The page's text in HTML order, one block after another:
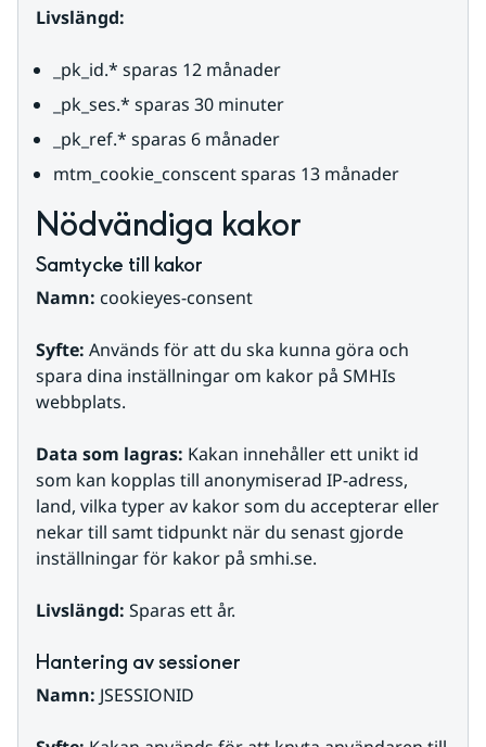
Livslängd:
_pk_id.* sparas 12 månader
_pk_ses.* sparas 30 minuter
_pk_ref.* sparas 6 månader
mtm_cookie_conscent sparas 13 månader
Nödvändiga kakor
Samtycke till kakor
Namn: cookieyes-consent
Syfte: Används för att du ska kunna göra och
spara dina inställningar om kakor på SMHIs
webbplats.
Data som lagras: Kakan innehåller ett unikt id
som kan kopplas till anonymiserad IP-adress,
land, vilka typer av kakor som du accepterar eller
nekar till samt tidpunkt när du senast gjorde
inställningar för kakor på smhi.se.
Livslängd: Sparas ett år.
Hantering av sessioner
Namn: JSESSIONID